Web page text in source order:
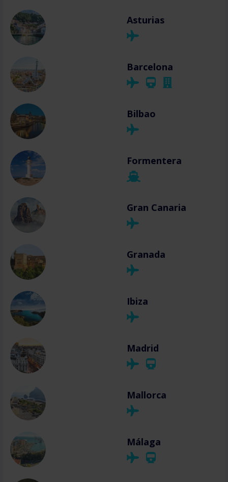
Asturias
Barcelona
Bilbao
Formentera
Gran Canaria
Granada
Ibiza
Madrid
Mallorca
Málaga